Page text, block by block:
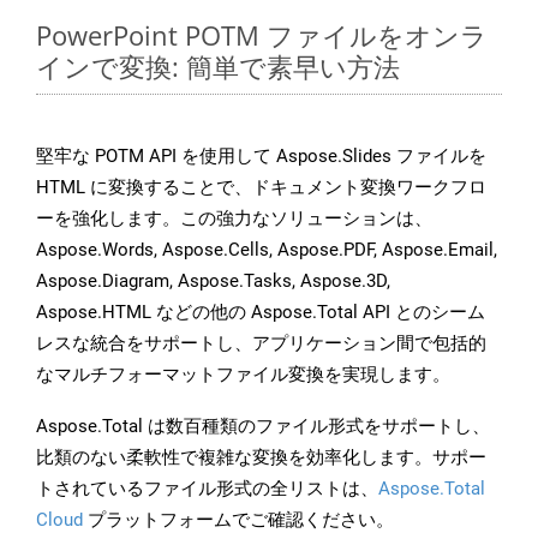
PowerPoint POTM ファイルをオンラ
インで変換: 簡単で素早い方法
堅牢な POTM API を使用して Aspose.Slides ファイルを
HTML に変換することで、ドキュメント変換ワークフロ
ーを強化します。この強力なソリューションは、
Aspose.Words, Aspose.Cells, Aspose.PDF, Aspose.Email,
Aspose.Diagram, Aspose.Tasks, Aspose.3D,
Aspose.HTML などの他の Aspose.Total API とのシーム
レスな統合をサポートし、アプリケーション間で包括的
なマルチフォーマットファイル変換を実現します。
Aspose.Total は数百種類のファイル形式をサポートし、
比類のない柔軟性で複雑な変換を効率化します。サポー
トされているファイル形式の全リストは、 Aspose.Total
Cloud プラットフォームでご確認ください。